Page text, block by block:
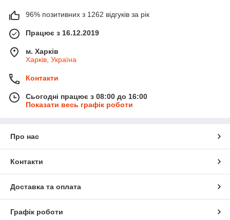
96% позитивних з 1262 відгуків за рік
Працює з 16.12.2019
м. Харків
Харків, Україна
Контакти
Сьогодні працює з 08:00 до 16:00
Показати весь графік роботи
Про нас
Контакти
Доставка та оплата
Графік роботи